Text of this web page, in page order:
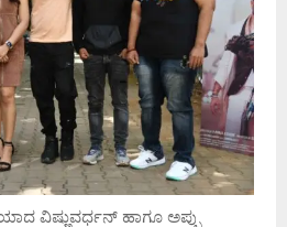
ವಿಷ್ಣುವರ್ಧನ್ ಹಾಗೂ ಅಪ್ಪು